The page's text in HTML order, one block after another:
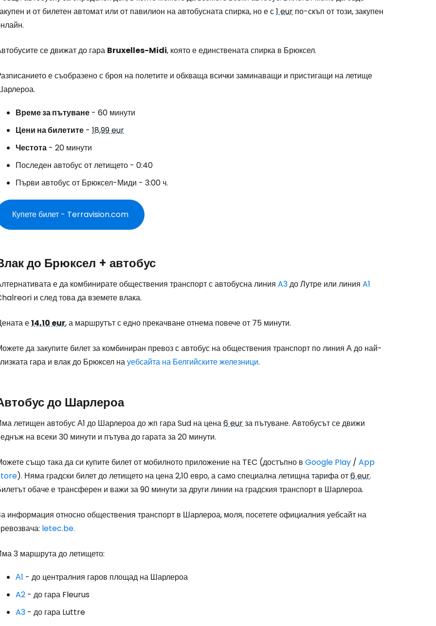
и от билетен автомат или от павилион на автобусната спирка, но е с1 eur по-скъп от този, закупен
се движат до гара Bruxelles-Midi, която е единствената спирка в Брюксел.
е съобразено с броя на полетите и обхваща всички заминаващи и пристигащи на летище
Време за пътуване - 60 минути
Цени на билетите - 18,99 eur
Честота - 20 минути
Последен автобус от летището - 0:40
Първи автобус от Брюксел-Миди - 3:00 ч.
Купете билет - Terravision.com
до Брюксел + автобус
е да комбинирате обществения транспорт с автобусна линия A3до Лутре или линия A1
и след това да вземете влака.
е14,10 eur, а маршрутът с едно прекачване отнема повече от 75 минути.
да закупите билет за комбиниран превоз с автобус на обществения транспорт по линия А до най-
гара и влак до Брюксел науебсайта на Белгийските железници.
до Шарлероа
летищен автобус А1 до Шарлероа до жп гара Sud на цена6 eurза пътуване. Автобусът се движи
на всеки 30 минути и пътува до гарата за 20 минути.
също така да си купите билет от мобилното приложение на TEC (достъпно в Google Play / App
). Няма градски билет до летището на цена 2,10 евро, а само специална летищна тарифа от6 eur.
обаче е трансферен и важи за 90 минути за други линии на градския транспорт в Шарлероа.
информация относно обществения транспорт в Шарлероа, моля, посетете официалния уебсайт на
letec.be.
3 маршрута до летището:
А1 - до централния гаров площад на Шарлероа
A2 - до гара Fleurus
A3 - до гара Luttre
Влезте в Cestee
... световната общност на туристите
Продължете с Facebook
Продължете с имейл